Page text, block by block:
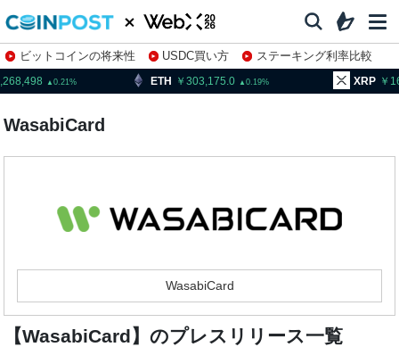
ビットコインの将来性 USDC買い方
ステーキング利率比較
株特集・関連銘柄
0.21 ETH 303,175.0 0.19 XRP
WasabiCard
WasabiCard
【WasabiCard】のプレスリリース一覧